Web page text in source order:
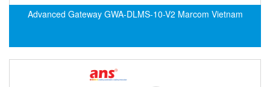
Electronics Inc. Viet Nam
Elektrogas Vietnam
Elektrophysik Vietnam
Advanced Gateway GWA-DLMS-10-V2 Marcom Vietnam